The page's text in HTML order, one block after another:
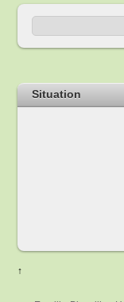
Situation
↑